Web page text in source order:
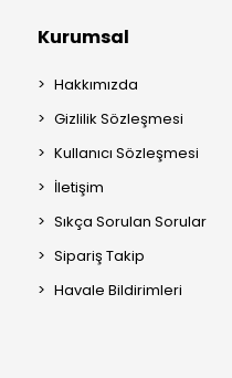
Kurumsal
Hakkımızda
Gizlilik Sözleşmesi
Kullanıcı Sözleşmesi
İletişim
Sıkça Sorulan Sorular
Sipariş Takip
Havale Bildirimleri